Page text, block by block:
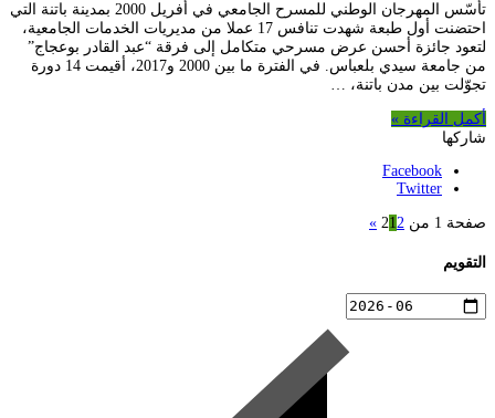
تأسّس المهرجان الوطني للمسرح الجامعي في أفريل 2000 بمدينة باتنة التي
احتضنت أول طبعة شهدت تنافس 17 عملا من مديريات الخدمات الجامعية،
لتعود جائزة أحسن عرض مسرحي متكامل إلى فرقة “عبد القادر بوعجاج”
من جامعة سيدي بلعباس. في الفترة ما بين 2000 و2017، أقيمت 14 دورة
تجوّلت بين مدن باتنة، …
أكمل القراءة »
شاركها
Facebook
Twitter
صفحة 1 من 2 12
»
التقويم